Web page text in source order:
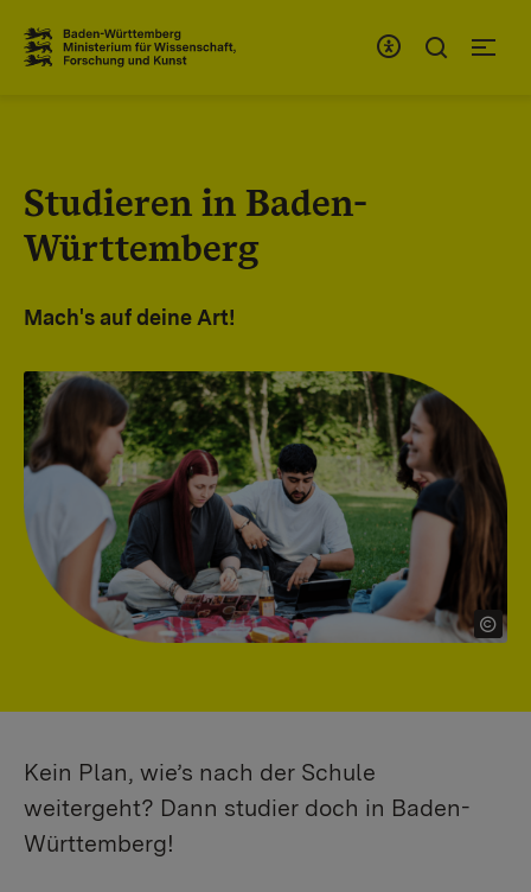
Studieren in Baden-
Württemberg
Mach's auf deine Art!
Kein Plan, wie’s nach der Schule
weitergeht? Dann studier doch in Baden-
Württemberg!